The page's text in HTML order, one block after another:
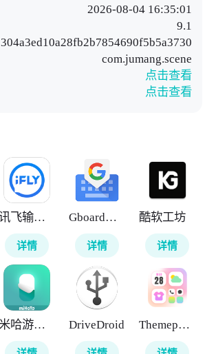
2026-08-04 16:35:01
9.1
304a3ed10a28fb2b7854690f5b5a3730
com.jumang.scene
点击查看
点击查看
讯飞输入法
详情
Gboard输入法
详情
酷软工坊
详情
米哈游人工桌面 DriveDroid Themepack